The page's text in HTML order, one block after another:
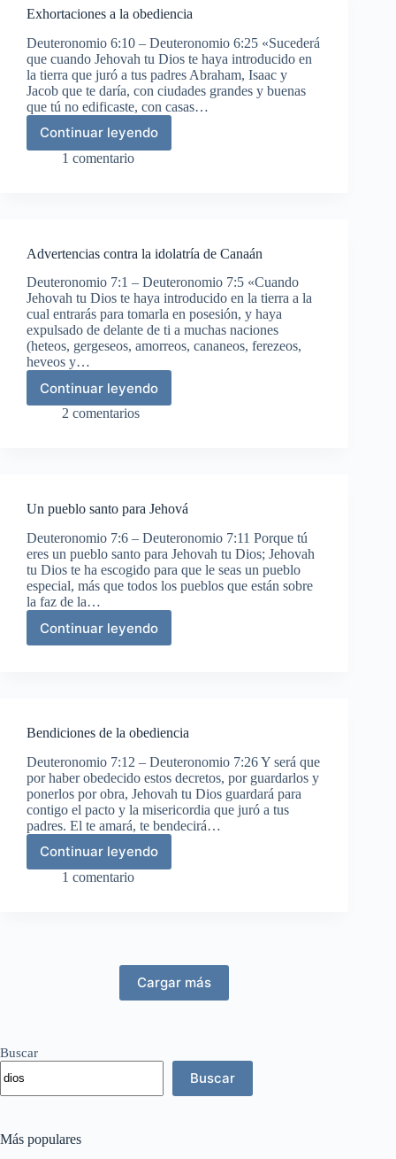
Exhortaciones a la obediencia
Deuteronomio 6:10 – Deuteronomio 6:25 «Sucederá
que cuando Jehovah tu Dios te haya introducido en
la tierra que juró a tus padres Abraham, Isaac y
Jacob que te daría, con ciudades grandes y buenas
que tú no edificaste, con casas…
Continuar leyendo
Exhortaciones
a
1 comentario
Advertencias contra la idolatría de Canaán
Deuteronomio 7:1 – Deuteronomio 7:5 «Cuando
Jehovah tu Dios te haya introducido en la tierra a la
cual entrarás para tomarla en posesión, y haya
expulsado de delante de ti a muchas naciones
(heteos, gergeseos, amorreos, cananeos, ferezeos,
heveos y…
Continuar leyendo
Advertencias
contra
2 comentarios
Un pueblo santo para Jehová
Deuteronomio 7:6 – Deuteronomio 7:11 Porque tú
eres un pueblo santo para Jehovah tu Dios; Jehovah
tu Dios te ha escogido para que le seas un pueblo
especial, más que todos los pueblos que están sobre
la faz de la…
Continuar leyendo
Un
Bendiciones de la obediencia
Deuteronomio 7:12 – Deuteronomio 7:26 Y será que
por haber obedecido estos decretos, por guardarlos y
ponerlos por obra, Jehovah tu Dios guardará para
contigo el pacto y la misericordia que juró a tus
padres. El te amará, te bendecirá…
Continuar leyendo
Bendiciones
de
1 comentario
Cargar más
Buscar
Buscar
Más populares